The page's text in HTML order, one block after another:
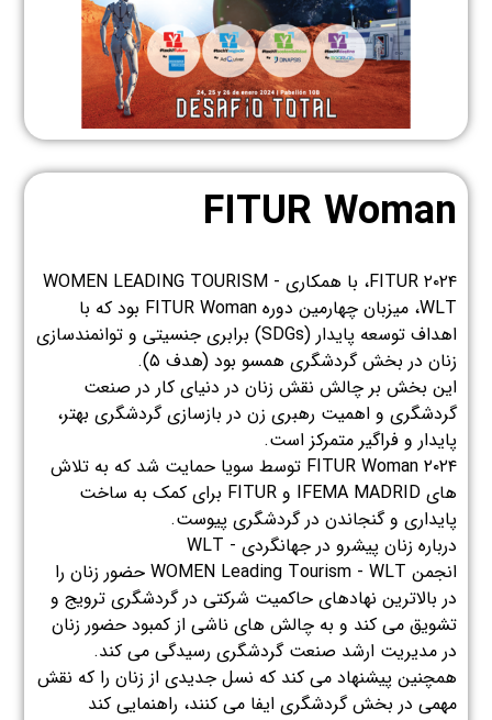
FITUR Woman
FITUR ۲۰۲۴، با همکاری WOMEN LEADING TOURISM -
WLT، میزبان چهارمین دوره FITUR Woman بود که با
اهداف توسعه پایدار (SDGs) برابری جنسیتی و توانمندسازی
زنان در بخش گردشگری همسو بود (هدف ۵).
این بخش بر چالش نقش زنان در دنیای کار در صنعت
گردشگری و اهمیت رهبری زن در بازسازی گردشگری بهتر،
پایدار و فراگیر متمرکز است.
FITUR Woman ۲۰۲۴ توسط سویا حمایت شد که به تلاش
های IFEMA MADRID و FITUR برای کمک به ساخت
پایداری و گنجاندن در گردشگری پیوست.
درباره زنان پیشرو در جهانگردی - WLT
انجمن WOMEN Leading Tourism - WLT حضور زنان را
در بالاترین نهادهای حاکمیت شرکتی در گردشگری ترویج و
تشویق می کند و به چالش های ناشی از کمبود حضور زنان
در مدیریت ارشد صنعت گردشگری رسیدگی می کند.
همچنین پیشنهاد می کند که نسل جدیدی از زنان را که نقش
مهمی در بخش گردشگری ایفا می کنند، راهنمایی کند